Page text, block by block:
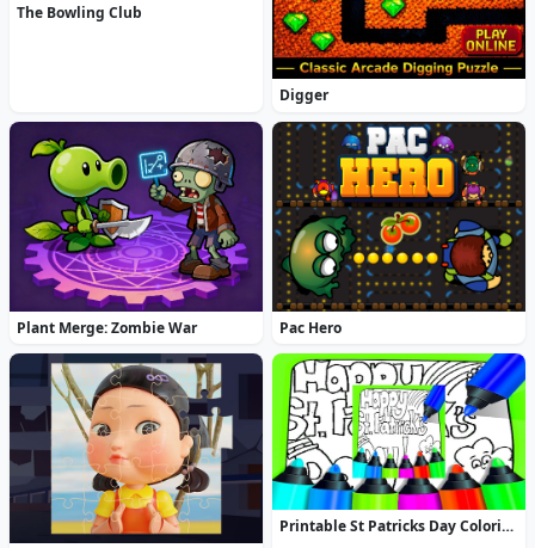
The Bowling Club
Digger
Plant Merge: Zombie War Pac Hero
Printable St Patricks Day Coloring Pages